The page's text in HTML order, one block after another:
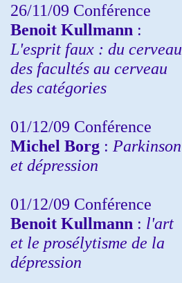
26/11/09 Conférence
Benoit Kullmann :
L'esprit faux : du cerveau
des facultés au cerveau
des catégories
01/12/09 Conférence
Michel Borg : Parkinson
et dépression
01/12/09 Conférence
Benoit Kullmann : l'art
et le prosélytisme de la
dépression